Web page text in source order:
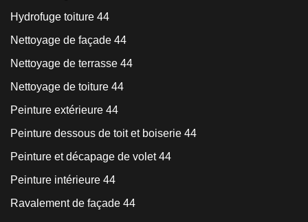
Hydrofuge toiture 44
Nettoyage de façade 44
Nettoyage de terrasse 44
Nettoyage de toiture 44
Peinture extérieure 44
Peinture dessous de toit et boiserie 44
Peinture et décapage de volet 44
Peinture intérieure 44
Ravalement de façade 44